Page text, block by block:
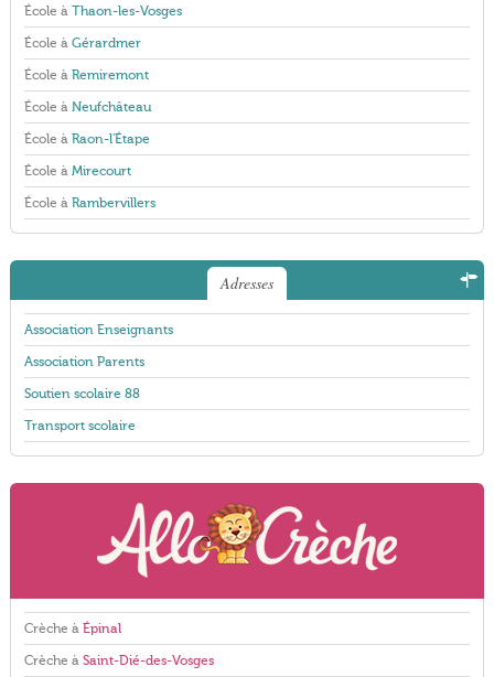
École à Thaon-les-Vosges
École à Gérardmer
École à Remiremont
École à Neufchâteau
École à Raon-l'Étape
École à Mirecourt
École à Rambervillers
Adresses
Association Enseignants
Association Parents
Soutien scolaire 88
Transport scolaire
Crèche à Épinal
Crèche à Saint-Dié-des-Vosges